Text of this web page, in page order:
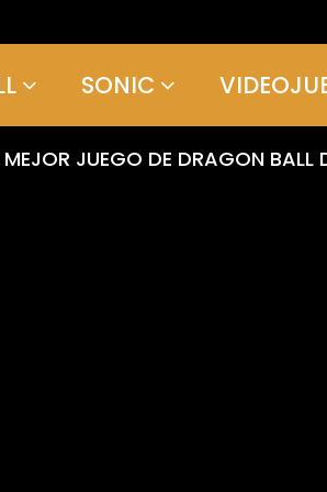
SONIC
MEJOR JUEGO DE DRAGON